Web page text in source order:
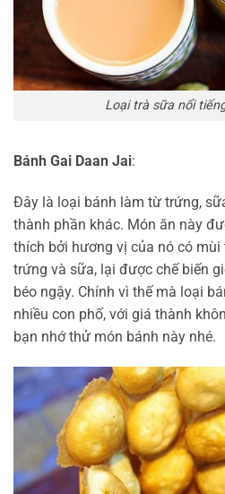
Loại trà sữa nổi
Bánh Gai Daan Jai:
Đây là loại bánh làm từ trứng,
thành phần khác. Món ăn này
thích bởi hương vị của nó có
trứng và sữa, lại được chế biến
béo ngậy. Chính vì thế mà loại
nhiều con phố, với giá thành
bạn nhớ thử món bánh này nhé.